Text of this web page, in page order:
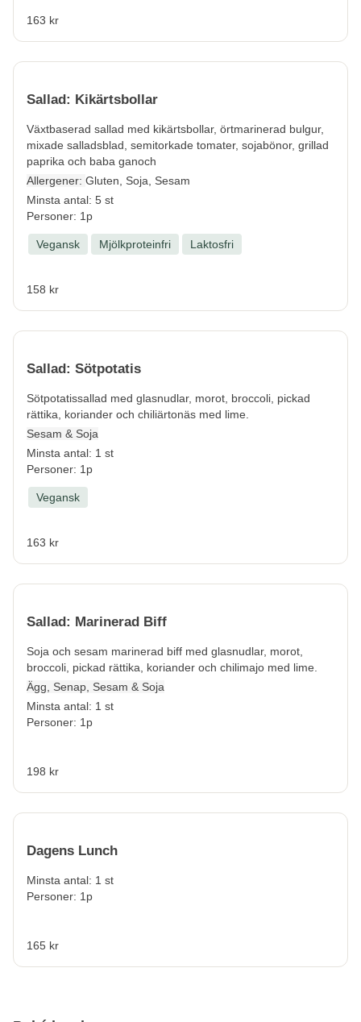
163 kr
Sallad: Kikärtsbollar
Växtbaserad sallad med kikärtsbollar, örtmarinerad bulgur,
mixade salladsblad, semitorkade tomater, sojabönor, grillad
paprika och baba ganoch
Allergener: Gluten, Soja, Sesam
Minsta antal: 5 st
Personer: 1p
Vegansk Mjölkproteinfri Laktosfri
158 kr
Sallad: Sötpotatis
Sötpotatissallad med glasnudlar, morot, broccoli, pickad
rättika, koriander och chiliärtonäs med lime.
Sesam & Soja
Minsta antal: 1 st
Personer: 1p
Vegansk
163 kr
Sallad: Marinerad Biff
Soja och sesam marinerad biff med glasnudlar, morot,
broccoli, pickad rättika, koriander och chilimajo med lime.
Ägg, Senap, Sesam & Soja
Minsta antal: 1 st
Personer: 1p
198 kr
Dagens Lunch
Minsta antal: 1 st
Personer: 1p
165 kr